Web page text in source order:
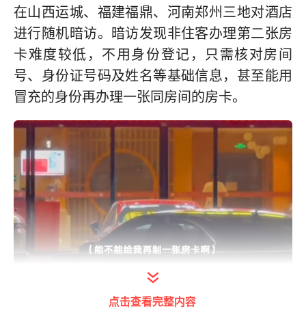
在山西运城、福建福鼎、河南郑州三地对酒店
进行随机暗访。暗访发现非住客办理第二张房
卡难度较低，不用身份登记，只需核对房间
号、身份证号码及姓名等基础信息，甚至能用
冒充的身份再办理一张同房间的房卡。
打开今日头条查看图片详情
点击查看完整内容